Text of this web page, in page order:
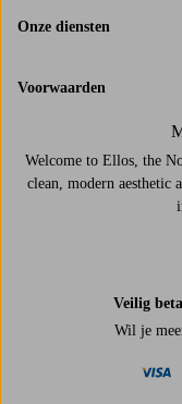
Onze diensten
Voorwaarden
Welcome to Ellos, the
clean, modern aesthetic
Veilig
Wil je